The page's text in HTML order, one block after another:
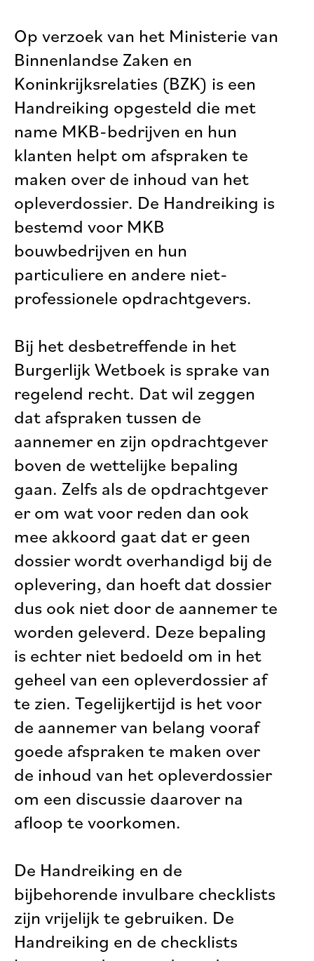
Op verzoek van het Ministerie van
Binnenlandse Zaken en
Koninkrijksrelaties (BZK) is een
Handreiking opgesteld die met
name MKB-bedrijven en hun
klanten helpt om afspraken te
maken over de inhoud van het
opleverdossier. De Handreiking is
bestemd voor MKB
bouwbedrijven en hun
particuliere en andere niet-
professionele opdrachtgevers.
Bij het desbetreffende in het
Burgerlijk Wetboek is sprake van
regelend recht. Dat wil zeggen
dat afspraken tussen de
aannemer en zijn opdrachtgever
boven de wettelijke bepaling
gaan. Zelfs als de opdrachtgever
er om wat voor reden dan ook
mee akkoord gaat dat er geen
dossier wordt overhandigd bij de
oplevering, dan hoeft dat dossier
dus ook niet door de aannemer te
worden geleverd. Deze bepaling
is echter niet bedoeld om in het
geheel van een opleverdossier af
te zien. Tegelijkertijd is het voor
de aannemer van belang vooraf
goede afspraken te maken over
de inhoud van het opleverdossier
om een discussie daarover na
afloop te voorkomen.
De Handreiking en de
bijbehorende invulbare checklists
zijn vrijelijk te gebruiken. De
Handreiking en de checklists